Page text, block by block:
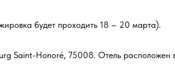
будет проходить 18 – 20 марта).
Saint-Honoré, 75008. Отель расположен